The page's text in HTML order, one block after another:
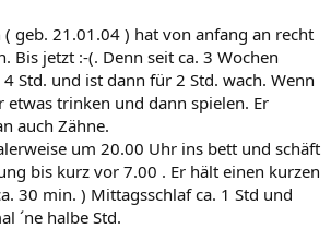
( geb. 21.01.04 ) hat von anfang an recht
Bis jetzt :-(. Denn seit ca. 3 Wochen
Std. und ist dann für 2 Std. wach. Wenn
trinken und dann spielen. Er
auch Zähne.
um 20.00 Uhr ins bett und schäft
bis kurz vor 7.00 . Er hält einen kurzen
30 min. ) Mittagsschlaf ca. 1 Std und
´ne halbe Std.